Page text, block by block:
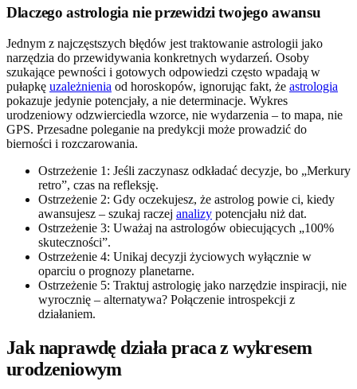
Dlaczego astrologia nie przewidzi twojego awansu
Jednym z najczęstszych błędów jest traktowanie astrologii jako
narzędzia do przewidywania konkretnych wydarzeń. Osoby
szukające pewności i gotowych odpowiedzi często wpadają w
pułapkę uzależnienia od horoskopów, ignorując fakt, że astrologia
pokazuje jedynie potencjały, a nie determinacje. Wykres
urodzeniowy odzwierciedla wzorce, nie wydarzenia – to mapa, nie
GPS. Przesadne poleganie na predykcji może prowadzić do
bierności i rozczarowania.
Ostrzeżenie 1: Jeśli zaczynasz odkładać decyzje, bo „Merkury
retro”, czas na refleksję.
Ostrzeżenie 2: Gdy oczekujesz, że astrolog powie ci, kiedy
awansujesz – szukaj raczej analizy potencjału niż dat.
Ostrzeżenie 3: Uważaj na astrologów obiecujących „100%
skuteczności”.
Ostrzeżenie 4: Unikaj decyzji życiowych wyłącznie w
oparciu o prognozy planetarne.
Ostrzeżenie 5: Traktuj astrologię jako narzędzie inspiracji, nie
wyrocznię – alternatywa? Połączenie introspekcji z
działaniem.
Jak naprawdę działa praca z wykresem
urodzeniowym